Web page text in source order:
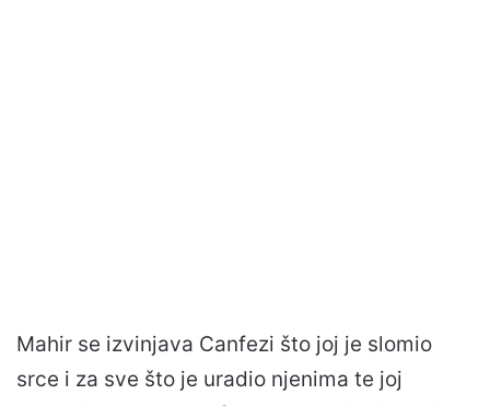
Mahir se izvinjava Canfezi što joj je slomio
srce i za sve što je uradio njenima te joj